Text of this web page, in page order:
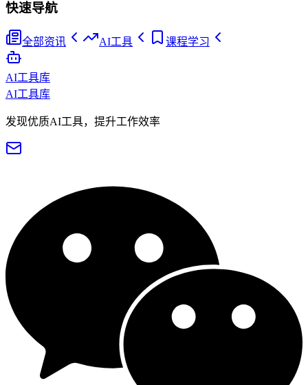
快速导航
全部资讯 AI工具 课程学习
AI工具库
AI工具库
发现优质AI工具，提升工作效率